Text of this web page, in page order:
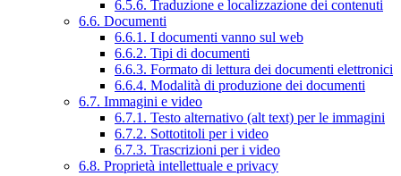
6.5.6. Traduzione e localizzazione dei contenuti
6.6. Documenti
6.6.1. I documenti vanno sul web
6.6.2. Tipi di documenti
6.6.3. Formato di lettura dei documenti elettronici
6.6.4. Modalità di produzione dei documenti
6.7. Immagini e video
6.7.1. Testo alternativo (alt text) per le immagini
6.7.2. Sottotitoli per i video
6.7.3. Trascrizioni per i video
6.8. Proprietà intellettuale e privacy